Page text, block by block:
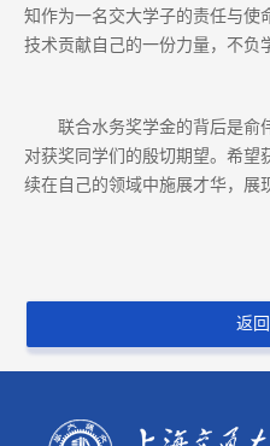
知作为一名交大学子的责任与使
技术贡献自己的一份力量，不负
联合水务奖学金的背后是俞
对获奖同学们的殷切期望。希望
续在自己的领域中施展才华，展
返